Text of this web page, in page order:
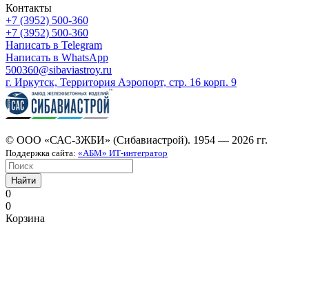
Контакты
+7 (3952) 500-360
+7 (3952) 500-360
Написать в Telegram
Написать в WhatsApp
500360@sibaviastroy.ru
г. Иркутск, Территория Аэропорт, стр. 16 корп. 9
© ООО «САС-ЗЖБИ» (Сибавиастрой). 1954 — 2026 гг.
Поддержка сайта: «АБМ» ИТ-интегратор
Найти
0
0
Корзина